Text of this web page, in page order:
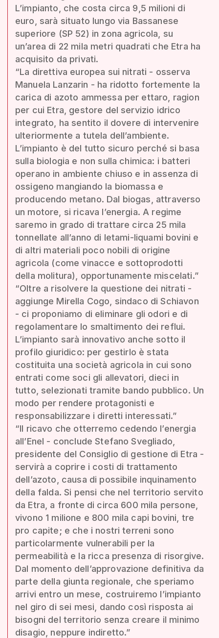
L’impianto, che costa circa 9,5 milioni di
euro, sarà situato lungo via Bassanese
superiore (SP 52) in zona agricola, su
un’area di 22 mila metri quadrati che Etra ha
acquisito da privati.
“La direttiva europea sui nitrati - osserva
Manuela Lanzarin - ha ridotto fortemente la
carica di azoto ammessa per ettaro, ragion
per cui Etra, gestore del servizio idrico
integrato, ha sentito il dovere di intervenire
ulteriormente a tutela dell’ambiente.
L’impianto è del tutto sicuro perché si basa
sulla biologia e non sulla chimica: i batteri
operano in ambiente chiuso e in assenza di
ossigeno mangiando la biomassa e
producendo metano. Dal biogas, attraverso
un motore, si ricava l’energia. A regime
saremo in grado di trattare circa 25 mila
tonnellate all’anno di letami-liquami bovini e
di altri materiali poco nobili di origine
agricola (come vinacce e sottoprodotti
della molitura), opportunamente miscelati.”
“Oltre a risolvere la questione dei nitrati -
aggiunge Mirella Cogo, sindaco di Schiavon
- ci proponiamo di eliminare gli odori e di
regolamentare lo smaltimento dei reflui.
L’impianto sarà innovativo anche sotto il
profilo giuridico: per gestirlo è stata
costituita una società agricola in cui sono
entrati come soci gli allevatori, dieci in
tutto, selezionati tramite bando pubblico. Un
modo per rendere protagonisti e
responsabilizzare i diretti interessati.”
“Il ricavo che otterremo cedendo l’energia
all’Enel - conclude Stefano Svegliado,
presidente del Consiglio di gestione di Etra -
servirà a coprire i costi di trattamento
dell’azoto, causa di possibile inquinamento
della falda. Si pensi che nel territorio servito
da Etra, a fronte di circa 600 mila persone,
vivono 1 milione e 800 mila capi bovini, tre
pro capite; e che i nostri terreni sono
particolarmente vulnerabili per la
permeabilità e la ricca presenza di risorgive.
Dal momento dell’approvazione definitiva da
parte della giunta regionale, che speriamo
arrivi entro un mese, costruiremo l’impianto
nel giro di sei mesi, dando così risposta ai
bisogni del territorio senza creare il minimo
disagio, neppure indiretto.”